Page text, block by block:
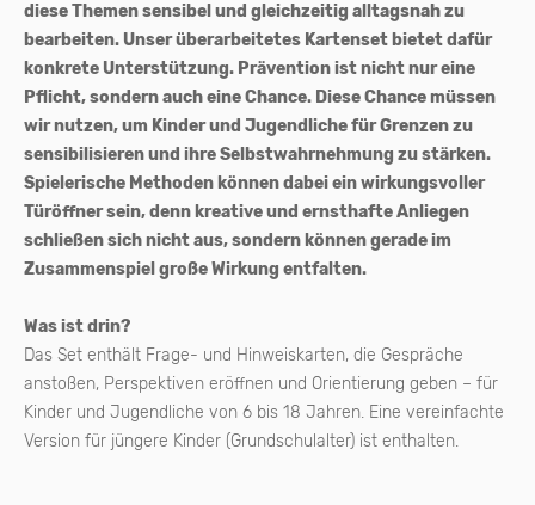
diese Themen sensibel und gleichzeitig alltagsnah zu
bearbeiten. Unser überarbeitetes Kartenset bietet dafür
konkrete Unterstützung. Prävention ist nicht nur eine
Pflicht, sondern auch eine Chance. Diese Chance müssen
wir nutzen, um Kinder und Jugendliche für Grenzen zu
sensibilisieren und ihre Selbstwahrnehmung zu stärken.
Spielerische Methoden können dabei ein wirkungsvoller
Türöffner sein, denn kreative und ernsthafte Anliegen
schließen sich nicht aus, sondern können gerade im
Zusammenspiel große Wirkung entfalten.
Was ist drin?
Das Set enthält Frage- und Hinweiskarten, die Gespräche
anstoßen, Perspektiven eröffnen und Orientierung geben – für
Kinder und Jugendliche von 6 bis 18 Jahren. Eine vereinfachte
Version für jüngere Kinder (Grundschulalter) ist enthalten.